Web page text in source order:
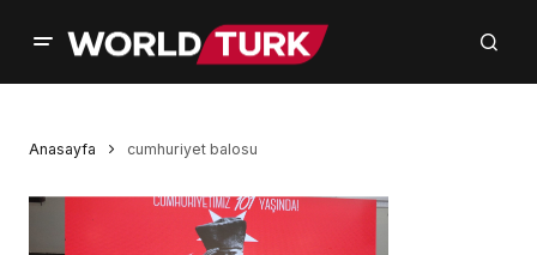
Anasayfa cumhuriyet balosu